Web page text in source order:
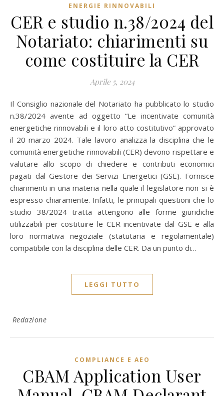
ENERGIE RINNOVABILI
CER e studio n.38/2024 del
Notariato: chiarimenti su
come costituire la CER
Aprile 5, 2024
Il Consiglio nazionale del Notariato ha pubblicato lo studio
n.38/2024 avente ad oggetto “Le incentivate comunità
energetiche rinnovabili e il loro atto costitutivo” approvato
il 20 marzo 2024. Tale lavoro analizza la disciplina che le
comunità energetiche rinnovabili (CER) devono rispettare e
valutare allo scopo di chiedere e contributi economici
pagati dal Gestore dei Servizi Energetici (GSE). Fornisce
chiarimenti in una materia nella quale il legislatore non si è
espresso chiaramente. Infatti, le principali questioni che lo
studio 38/2024 tratta attengono alle forme giuridiche
utilizzabili per costituire le CER incentivate dal GSE e alla
loro normativa negoziale (statutaria e regolamentale)
compatibile con la disciplina delle CER. Da un punto di…
LEGGI TUTTO
Redazione
COMPLIANCE E AEO
CBAM Application User